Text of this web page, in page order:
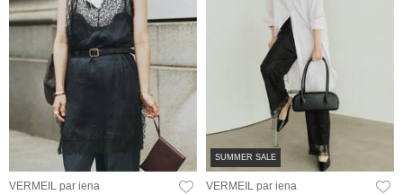
VERMEIL par iena
SUMMER SALE
VERMEIL par iena